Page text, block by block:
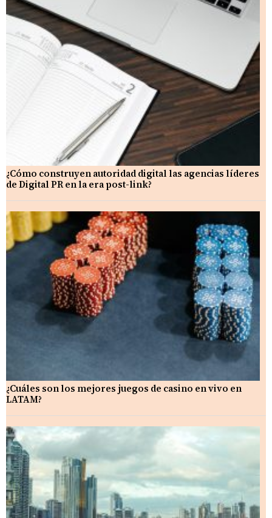
¿Cómo construyen autoridad digital las agencias líderes
de Digital PR en la era post-link?
¿Cuáles son los mejores juegos de casino en vivo en
LATAM?